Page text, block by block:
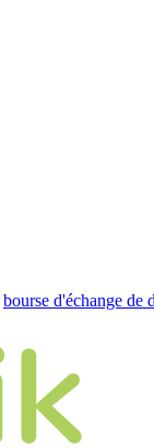
bourse d'échange de